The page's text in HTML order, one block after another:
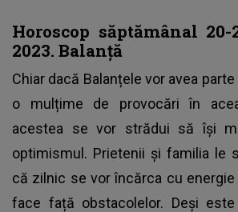
Horoscop săptămânal
2023. Balanță
Chiar dacă Balanțele vor avea
o mulțime de provocări în
acestea se vor strădui să își
optimismul. Prietenii și familia le
că zilnic se vor încărca cu
face față obstacolelor. Deși